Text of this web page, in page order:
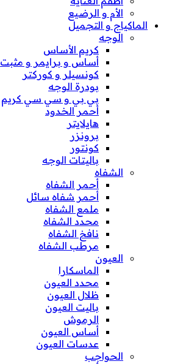
الأم و الرضيع
الماكياج و التجميل
الوجه
كريم الأساس
أساس و برايمر و مثبت
كونسيلر و كوركتر
بودرة الوجه
بي بي و سي سي كريم
أحمر الخدود
هايلايتر
برونزر
كونتور
باليتات الوجه
الشفاه
أحمر الشفاه
أحمر شفاه سائل
ملمع الشفاه
محدد الشفاه
نافخ الشفاه
مرطب الشفاه
العيون
الماسكارا
محدد العيون
ظلال العيون
باليت العيون
الرموش
أساس العيون
عدسات العيون
الحواجب